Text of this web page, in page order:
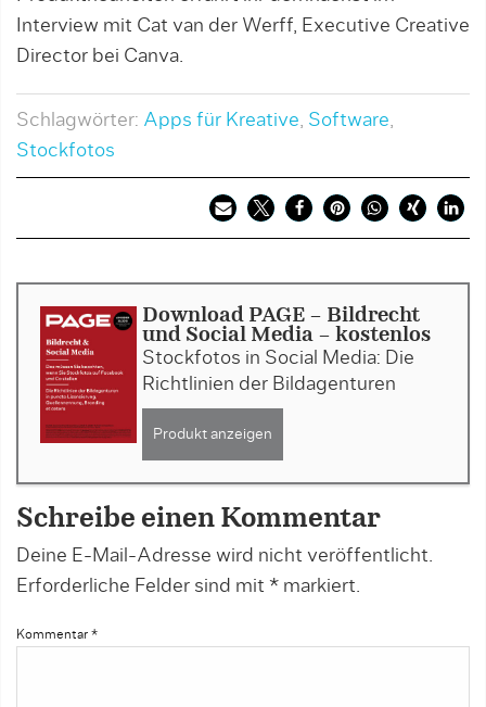
Interview mit Cat van der Werff, Executive Creative
Director bei Canva.
Schlagwörter: Apps für Kreative, Software,
Stockfotos
Download PAGE - Bildrecht
und Social Media - kostenlos
Stockfotos in Social Media: Die
Richtlinien der Bildagenturen
Produkt anzeigen
Schreibe einen Kommentar
Deine E-Mail-Adresse wird nicht veröffentlicht.
Erforderliche Felder sind mit * markiert.
Kommentar *